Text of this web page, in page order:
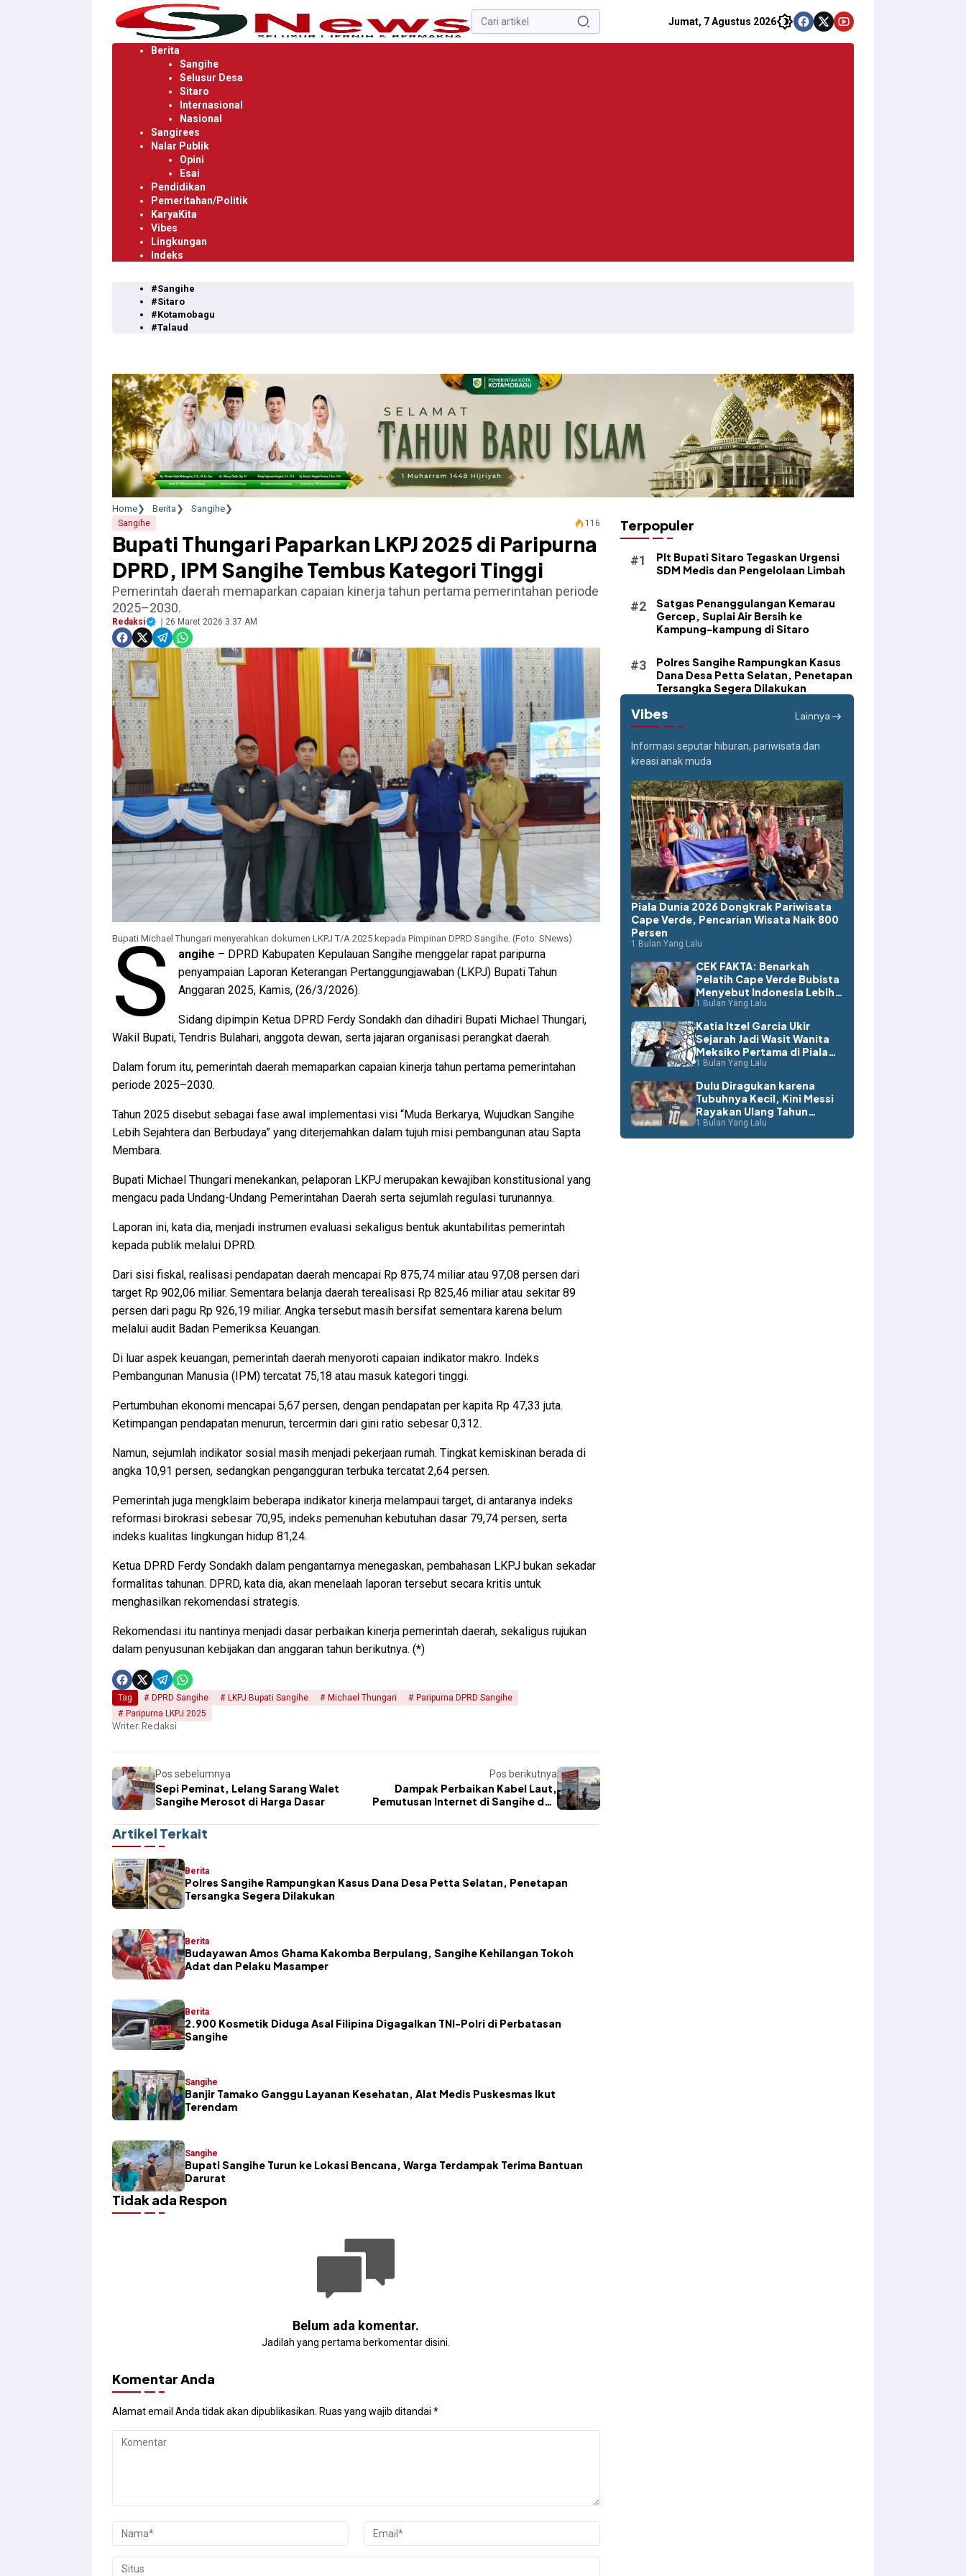
Langsung
Pencarian
untuk:
Jumat, 7 Agustus 2026
Berita
Sangihe
Selusur Desa
Sitaro
Internasional
Nasional
Sangirees
Nalar Publik
Opini
Esai
Pendidikan
Pemeritahan/Politik
KaryaKita
Vibes
Lingkungan
Indeks
#Sangihe
#Sitaro
#Kotamobagu
#Talaud
Home Berita Sangihe
Sangihe 116
Bupati Thungari Paparkan LKPJ 2025 di Paripurna
DPRD, IPM Sangihe Tembus Kategori Tinggi
Pemerintah daerah memaparkan capaian kinerja tahun pertama pemerintahan periode
2025–2030.
Redaksi 26 Maret 2026 3:37 AM
Bupati Michael Thungari menyerahkan dokumen LKPJ T/A 2025 kepada Pimpinan DPRD Sangihe. (Foto: SNews)
S angihe – DPRD Kabupaten Kepulauan Sangihe menggelar rapat paripurna
penyampaian Laporan Keterangan Pertanggungjawaban (LKPJ) Bupati Tahun
Anggaran 2025, Kamis, (26/3/2026).
Sidang dipimpin Ketua DPRD Ferdy Sondakh dan dihadiri Bupati Michael Thungari,
Wakil Bupati, Tendris Bulahari, anggota dewan, serta jajaran organisasi perangkat daerah.
Dalam forum itu, pemerintah daerah memaparkan capaian kinerja tahun pertama pemerintahan
periode 2025–2030.
Tahun 2025 disebut sebagai fase awal implementasi visi “Muda Berkarya, Wujudkan Sangihe
Lebih Sejahtera dan Berbudaya” yang diterjemahkan dalam tujuh misi pembangunan atau Sapta
Membara.
Bupati Michael Thungari menekankan, pelaporan LKPJ merupakan kewajiban konstitusional yang
mengacu pada Undang-Undang Pemerintahan Daerah serta sejumlah regulasi turunannya.
Laporan ini, kata dia, menjadi instrumen evaluasi sekaligus bentuk akuntabilitas pemerintah
kepada publik melalui DPRD.
Dari sisi fiskal, realisasi pendapatan daerah mencapai Rp 875,74 miliar atau 97,08 persen dari
target Rp 902,06 miliar. Sementara belanja daerah terealisasi Rp 825,46 miliar atau sekitar 89
persen dari pagu Rp 926,19 miliar. Angka tersebut masih bersifat sementara karena belum
melalui audit Badan Pemeriksa Keuangan.
Di luar aspek keuangan, pemerintah daerah menyoroti capaian indikator makro. Indeks
Pembangunan Manusia (IPM) tercatat 75,18 atau masuk kategori tinggi.
Pertumbuhan ekonomi mencapai 5,67 persen, dengan pendapatan per kapita Rp 47,33 juta.
Ketimpangan pendapatan menurun, tercermin dari gini ratio sebesar 0,312.
Namun, sejumlah indikator sosial masih menjadi pekerjaan rumah. Tingkat kemiskinan berada di
angka 10,91 persen, sedangkan pengangguran terbuka tercatat 2,64 persen.
Pemerintah juga mengklaim beberapa indikator kinerja melampaui target, di antaranya indeks
reformasi birokrasi sebesar 70,95, indeks pemenuhan kebutuhan dasar 79,74 persen, serta
indeks kualitas lingkungan hidup 81,24.
Ketua DPRD Ferdy Sondakh dalam pengantarnya menegaskan, pembahasan LKPJ bukan sekadar
formalitas tahunan. DPRD, kata dia, akan menelaah laporan tersebut secara kritis untuk
menghasilkan rekomendasi strategis.
Rekomendasi itu nantinya menjadi dasar perbaikan kinerja pemerintah daerah, sekaligus rujukan
dalam penyusunan kebijakan dan anggaran tahun berikutnya. (*)
Tag DPRD Sangihe LKPJ Bupati Sangihe Michael Thungari
Paripurna DPRD Sangihe
Paripurna LKPJ 2025
Writer: Redaksi
Pos sebelumnya
Sepi Peminat, Lelang Sarang Walet
Sangihe Merosot di Harga Dasar
Pos berikutnya
Dampak Perbaikan Kabel Laut,
Pemutusan Internet di Sangihe dan
Artikel Terkait
Berita
Polres Sangihe Rampungkan Kasus Dana Desa Petta Selatan, Penetapan
Tersangka Segera Dilakukan
Berita
Budayawan Amos Ghama Kakomba Berpulang, Sangihe Kehilangan Tokoh
Adat dan Pelaku Masamper
Berita
2.900 Kosmetik Diduga Asal Filipina Digagalkan TNI-Polri di Perbatasan
Sangihe
Sangihe
Banjir Tamako Ganggu Layanan Kesehatan, Alat Medis Puskesmas Ikut
Terendam
Sangihe
Bupati Sangihe Turun ke Lokasi Bencana, Warga Terdampak Terima Bantuan
Darurat
Tidak ada Respon
Belum ada komentar.
Jadilah yang pertama berkomentar disini.
Komentar Anda
Alamat email Anda tidak akan dipublikasikan. Ruas yang wajib ditandai *
Terpopuler
​Plt Bupati Sitaro Tegaskan Urgensi
SDM Medis dan Pengelolaan Limbah
Satgas Penanggulangan Kemarau
Gercep, Suplai Air Bersih ke
Kampung-kampung di Sitaro
Polres Sangihe Rampungkan Kasus
Dana Desa Petta Selatan, Penetapan
Tersangka Segera Dilakukan
Vibes Lainnya
Informasi seputar hiburan, pariwisata dan
kreasi anak muda
Piala Dunia 2026 Dongkrak Pariwisata
Cape Verde, Pencarian Wisata Naik 800
Persen
1 Bulan Yang Lalu
CEK FAKTA: Benarkah
Pelatih Cape Verde Bubista
Menyebut Indonesia Lebih
Layak ke Piala Dunia?
1 Bulan Yang Lalu
Katia Itzel Garcia Ukir
Sejarah Jadi Wasit Wanita
Meksiko Pertama di Piala
Dunia
1 Bulan Yang Lalu
Dulu Diragukan karena
Tubuhnya Kecil, Kini Messi
Rayakan Ulang Tahun
dengan Rekor Dunia
1 Bulan Yang Lalu